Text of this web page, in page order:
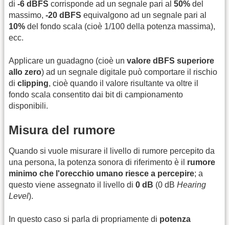
di -6 dBFS corrisponde ad un segnale pari al 50% del
massimo, -20 dBFS equivalgono ad un segnale pari al
10% del fondo scala (cioè 1/100 della potenza massima),
ecc.
Applicare un guadagno (cioè un valore dBFS superiore
allo zero) ad un segnale digitale può comportare il rischio
di clipping, cioè quando il valore risultante va oltre il
fondo scala consentito dai bit di campionamento
disponibili.
Misura del rumore
Quando si vuole misurare il livello di rumore percepito da
una persona, la potenza sonora di riferimento è il rumore
minimo che l'orecchio umano riesce a percepire; a
questo viene assegnato il livello di 0 dB (0 dB Hearing
Level).
In questo caso si parla di propriamente di potenza